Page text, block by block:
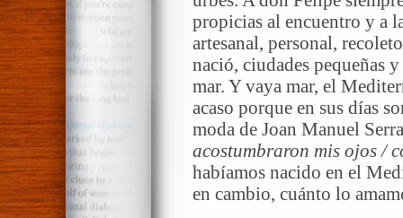
propicias al encuentro y a
artesanal, personal,
nació, ciudades pequeñas
mar. Y vaya mar, el
acaso porque en sus días
moda de Joan Manuel
acostumbraron mis ojos /
habíamos nacido en el
en cambio, cuánto lo